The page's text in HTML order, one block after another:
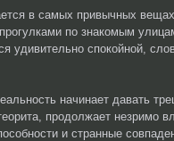
в самых привычных
по знакомым
удивительно спокойной,
начинает давать
продолжает незримо
и странные